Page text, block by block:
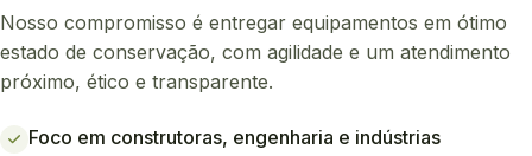
Nosso compromisso é entregar equipamentos em ótimo
estado de conservação, com agilidade e um atendimento
próximo, ético e transparente.
Foco em construtoras, engenharia e indústrias